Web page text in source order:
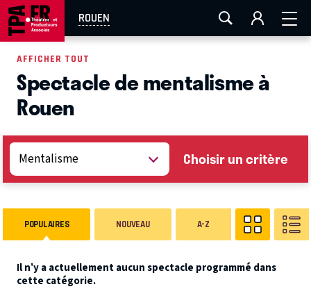
ROUEN
AIX-MARSEILLE LA ROCHELLE
EN TOURNÉE
AFFICHER TOUT
Spectacle de mentalisme à
Rouen
Choisir un critère
POPULAIRES NOUVEAU A-Z
Il n’y a actuellement aucun spectacle programmé dans
cette catégorie.